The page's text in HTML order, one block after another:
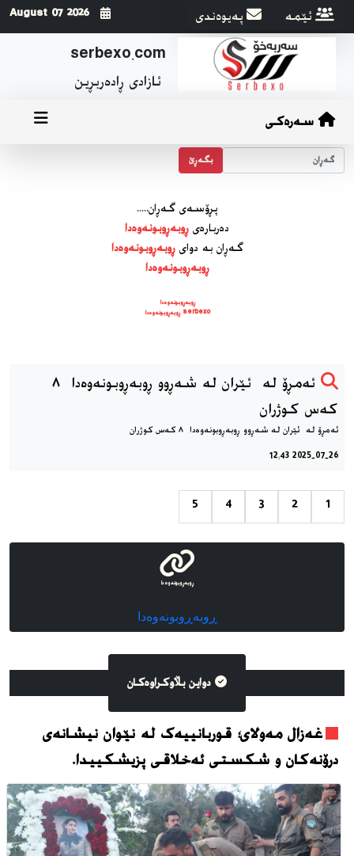
serbexo.com
ئازادی ڕاده‌ربڕین
ئێمه په‌یوه‌ندی 2026 August 07
سەرەکی
بگه‌ڕێ
پڕۆسه‌ی گه‌ڕان.....
ده‌رباره‌ی ڕوبەڕوبونەوەدا
گه‌ڕان به دوایڕوبەڕوبونەوەدا
ڕوبەڕوبونەوەدا
ڕوبەڕوبونەوەدا
serbexo ڕوبەڕوبونەوەدا
ئەمڕۆ لە ئێران لە شەڕوو ڕوبەڕوبونەوەدا ٨
کەس کوژران
ئەمڕۆ لە ئێران لە شەڕوو ڕوبەڕوبونەوەدا ٨ کەس کوژران
2025-07-26 12:43
1
2
3
4
5
ڕوبەڕوبونەوەدا
ڕوبەڕوبونەوەدا
دواین بڵاوکراوه‌کان
غەزال مەولای؛ قوربانییەک لە نێوان نیشانەی
درۆنەکان و شکستی ئەخلاقی پزیشکییدا.